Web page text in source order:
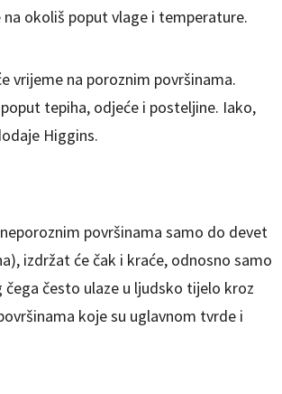
okoliš poput vlage i temperature.
vrijeme na poroznim površinama.
tepiha, odjeće i posteljine. Iako,
Higgins.
površinama samo do devet
izdržat će čak i kraće, odnosno samo
često ulaze u ljudsko tijelo kroz
koje su uglavnom tvrde i